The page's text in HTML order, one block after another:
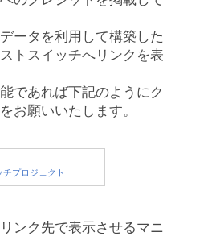
ータを利用して構築した
トスイッチへリンクを表
であれば下記のようにク
お願いいたします。
ンク先で表示させるマニ